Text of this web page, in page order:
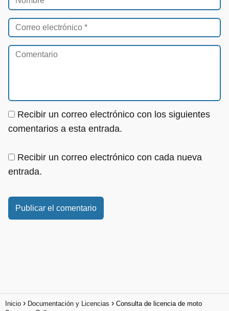
Recibir un correo electrónico con los siguientes
comentarios a esta entrada.
Recibir un correo electrónico con cada nueva
entrada.
Inicio Documentación y Licencias
Consulta de licencia de moto